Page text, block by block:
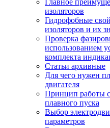
Главное
изоляторов
Гидрофобные
изоляторов и их
Проверка
использованием
комплекта
Статьи архивные
Для чего нужен
двигателя
Принцип работы
плавного пуска
Выбор
параметров